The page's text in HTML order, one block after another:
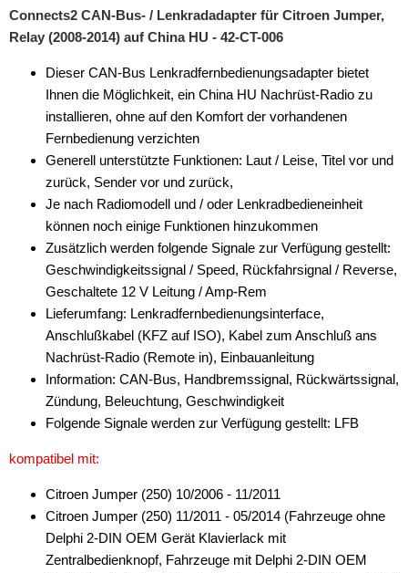
Zenec
Tachosignal
Zündungssignal
für DAF
für Dodge
für Fiat
für Ford
für General Motors
für Honda
für Hyundai
für Iveco
für Jeep
für John Deere
für KIA
für Lamborghini
Connects2 CAN-Bus- / Lenkradadapter für Citroen Jumper,
Relay (2008-2014) auf China HU - 42-CT-006
Dieser CAN-Bus Lenkradfernbedienungsadapter bietet
Ihnen die Möglichkeit, ein China HU Nachrüst-Radio zu
installieren, ohne auf den Komfort der vorhandenen
Fernbedienung verzichten
Generell unterstützte Funktionen: Laut / Leise, Titel vor und
zurück, Sender vor und zurück,
Je nach Radiomodell und / oder Lenkradbedieneinheit
können noch einige Funktionen hinzukommen
Zusätzlich werden folgende Signale zur Verfügung gestellt:
Geschwindigkeitssignal / Speed, Rückfahrsignal / Reverse,
Geschaltete 12 V Leitung / Amp-Rem
Lieferumfang: Lenkradfernbedienungsinterface,
Anschlußkabel (KFZ auf ISO), Kabel zum Anschluß ans
Nachrüst-Radio (Remote in), Einbauanleitung
Information: CAN-Bus, Handbremssignal, Rückwärtssignal,
Zündung, Beleuchtung, Geschwindigkeit
Folgende Signale werden zur Verfügung gestellt: LFB
kompatibel mit:
Citroen Jumper (250) 10/2006 - 11/2011
Citroen Jumper (250) 11/2011 - 05/2014 (Fahrzeuge ohne
Delphi 2-DIN OEM Gerät Klavierlack mit
Zentralbedienknopf, Fahrzeuge mit Delphi 2-DIN OEM